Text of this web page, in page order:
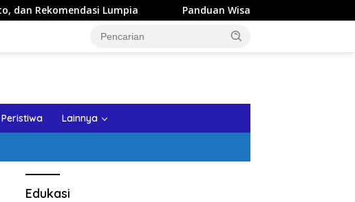
Lumpia Panduan Wisata Keluarga ke Kota Batu:
Peristiwa Lainnya
Edukasi